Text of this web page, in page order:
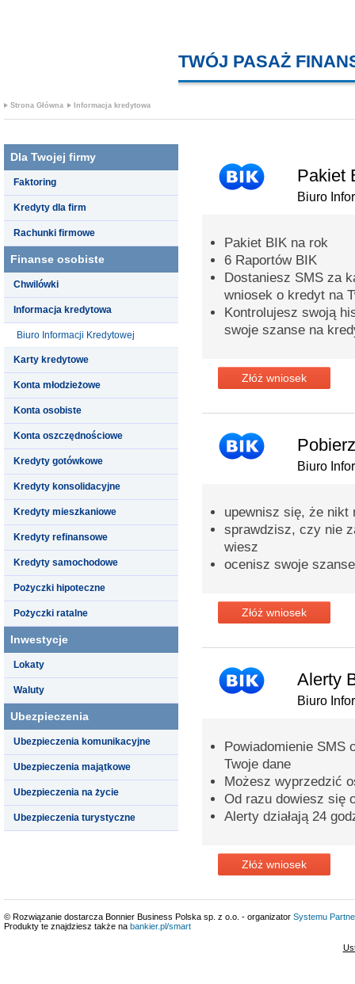
TWÓJ PASAŻ
Strona Główna Informacja kredytowa
Dla Twojej firmy
Faktoring
Kredyty dla firm
Rachunki firmowe
Finanse osobiste
Chwilówki
Informacja kredytowa
Biuro Informacji Kredytowej
Karty kredytowe
Konta młodzieżowe
Konta osobiste
Konta oszczędnościowe
Kredyty gotówkowe
Kredyty konsolidacyjne
Kredyty mieszkaniowe
Kredyty refinansowe
Kredyty samochodowe
Pożyczki hipoteczne
Pożyczki ratalne
Inwestycje
Lokaty
Waluty
Ubezpieczenia
Ubezpieczenia komunikacyjne
Ubezpieczenia majątkowe
Ubezpieczenia na życie
Ubezpieczenia turystyczne
Pakiet
Biuro
Pakiet BIK na rok
6 Raportów BIK
Dostaniesz SMS za
wniosek o kredyt na
Kontrolujesz swoją
swoje szanse na
Złóż wniosek
Biuro
upewnisz się, że nikt
sprawdzisz, czy nie
wiesz
ocenisz swoje
Złóż wniosek
Alerty
Biuro
Powiadomienie SMS
Twoje dane
Możesz wyprzedzić
Od razu dowiesz się
Alerty działają 24
Złóż wniosek
© Rozwiązanie dostarcza Bonnier Business Polska sp. z o.o. - organizator Systemu
Produkty te znajdziesz także na bankier.pl/smart